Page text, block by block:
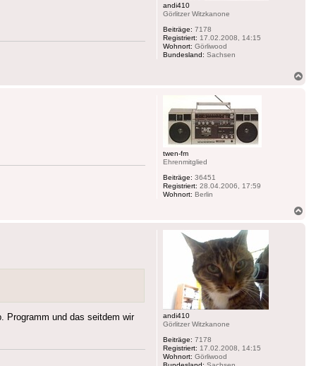
andi410
Görlitzer Witzkanone
Beiträge: 7178
Registriert: 17.02.2008, 14:15
Wohnort: Görliwood
Bundesland: Sachsen
twen-fm
Ehrenmitglied
Beiträge: 36451
Registriert: 28.04.2006, 17:59
Wohnort: Berlin
andi410
Görlitzer Witzkanone
Beiträge: 7178
Registriert: 17.02.2008, 14:15
Wohnort: Görliwood
Programm und das seitdem wir